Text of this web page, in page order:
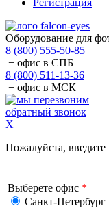
Регистрация
Оборудование для
8 (800) 555-50-85
− офис в СПБ
8 (800) 511-13-36
− офис в МСК
обратный звонок
X
Пожалуйста,
Выберете офис *
Санкт-Петербург